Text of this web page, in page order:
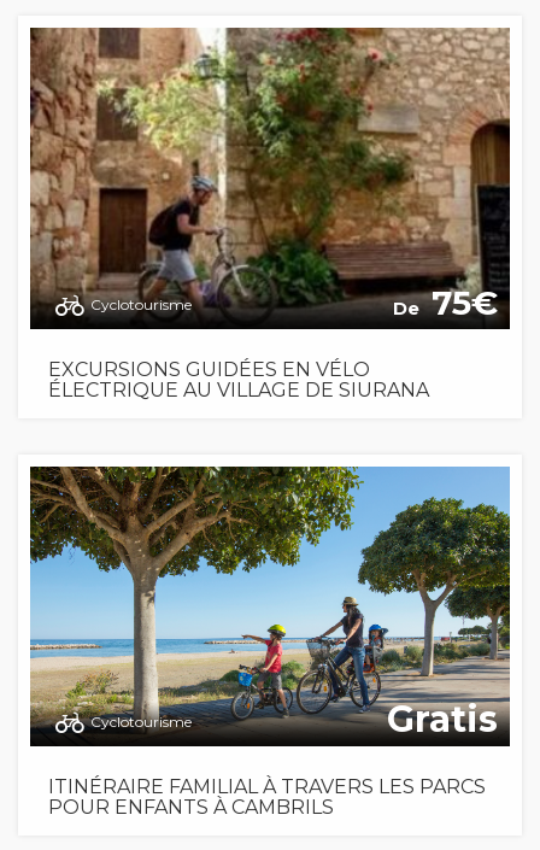
Cyclotourisme De 75
EXCURSIONS GUIDÉES EN VÉLO
ÉLECTRIQUE AU VILLAGE DE SIURANA
Cyclotourisme Gratis
ITINÉRAIRE FAMILIAL À TRAVERS LES PARCS
POUR ENFANTS À CAMBRILS